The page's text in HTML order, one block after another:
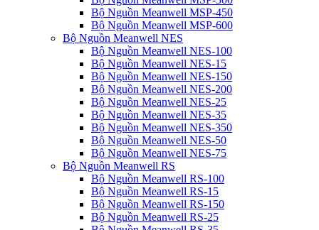
Bộ Nguồn Meanwell MSP-450
Bộ Nguồn Meanwell MSP-600
Bộ Nguồn Meanwell NES
Bộ Nguồn Meanwell NES-100
Bộ Nguồn Meanwell NES-15
Bộ Nguồn Meanwell NES-150
Bộ Nguồn Meanwell NES-200
Bộ Nguồn Meanwell NES-25
Bộ Nguồn Meanwell NES-35
Bộ Nguồn Meanwell NES-350
Bộ Nguồn Meanwell NES-50
Bộ Nguồn Meanwell NES-75
Bộ Nguồn Meanwell RS
Bộ Nguồn Meanwell RS-100
Bộ Nguồn Meanwell RS-15
Bộ Nguồn Meanwell RS-150
Bộ Nguồn Meanwell RS-25